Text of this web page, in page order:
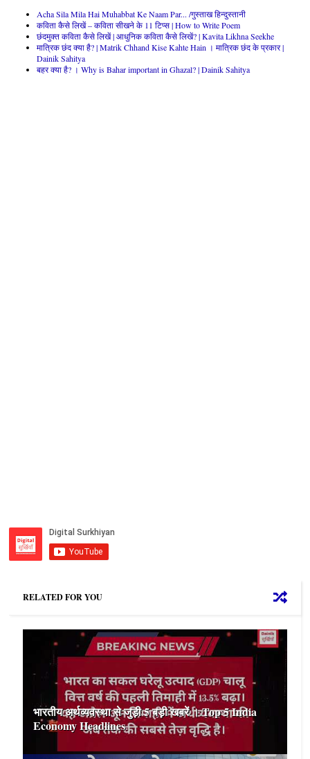
Acha Sila Mila Hai Muhabbat Ke Naam Par... /गुस्ताख हिन्दुस्तानी
कविता कैसे लिखें – कविता सीखने के 11 टिप्स | How to Write Poem
छंदमुक्त कविता कैसे लिखें | आधुनिक कविता कैसे लिखें? | Kavita Likhna Seekhe
मात्रिक छंद क्या है? | Matrik Chhand Kise Kahte Hain । मात्रिक छंद के प्रकार |
Dainik Sahitya
बहर क्या है? । Why is Bahar important in Ghazal? | Dainik Sahitya
RELATED FOR YOU
भारतीय अर्थव्यवस्था से जुड़ी 5 बड़ी खबरें । Top 5 India
Economy Headlines